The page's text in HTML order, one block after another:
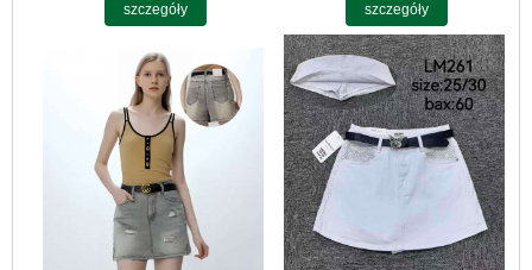
szczegóły szczegóły